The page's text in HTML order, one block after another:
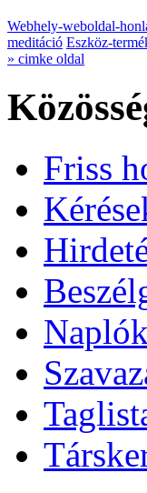
Webhely-weboldal-
meditáció Eszköz-
» cimke oldal
Friss